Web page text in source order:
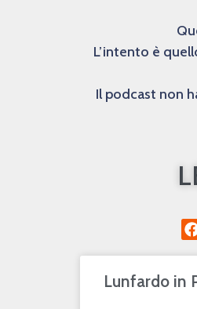
L’intento è
Il podcast non
Lunfardo in